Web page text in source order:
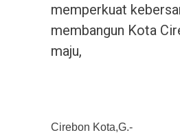
memperkuat
membangun Kota
maju,
Cirebon Kota,G.-